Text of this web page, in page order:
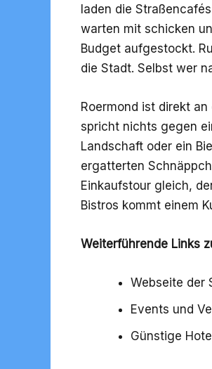
laden die
warten mit schicken
Budget aufgestockt.
die Stadt. Selbst wer
Roermond ist direkt
spricht nichts gegen
Landschaft oder ein
ergatterten
Einkaufstour gleich,
Bistros kommt einem
Weiterführende Links
Webseite der
Events und
Günstige